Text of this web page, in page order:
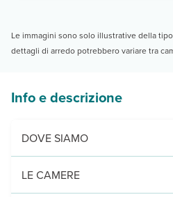
Le immagini sono solo illustrative della
dettagli di arredo potrebbero variare tra
Info e descrizione
DOVE SIAMO
Aswan, su un’isola del Nilo, a 50
LE CAMERE